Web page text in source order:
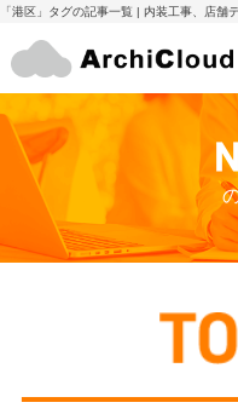
「港区」タグの記事一覧 | 内装工事、店